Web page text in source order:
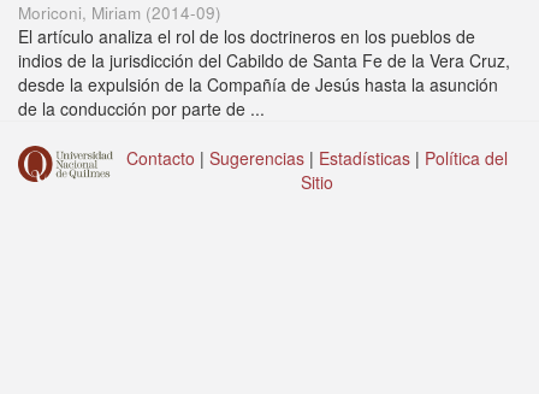
Moriconi, Miriam (2014-09)
El artículo analiza el rol de los doctrineros en los pueblos de
indios de la jurisdicción del Cabildo de Santa Fe de la Vera Cruz,
desde la expulsión de la Compañía de Jesús hasta la asunción
de la conducción por parte de ...
Contacto | Sugerencias | Estadísticas | Política del
Sitio